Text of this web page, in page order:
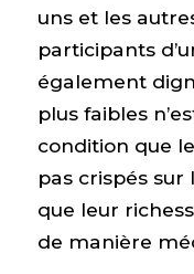
uns et les
participants
également
plus faibles
condition que
pas crispés
que leur
de manière